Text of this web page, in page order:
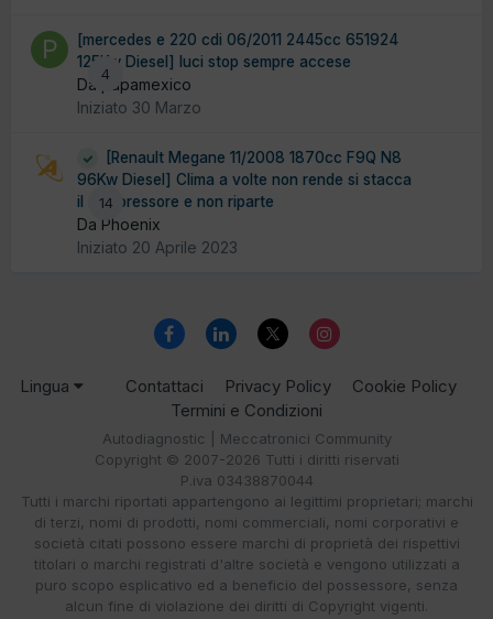
4
[mercedes e 220 cdi 06/2011 2445cc 651924
125Kw Diesel] luci stop sempre accese
Da papamexico
Iniziato 30 Marzo
14
[Renault Megane 11/2008 1870cc F9Q N8
96Kw Diesel] Clima a volte non rende si stacca
il compressore e non riparte
Da Phoenix
Iniziato 20 Aprile 2023
Lingua Contattaci Privacy Policy
Cookie Policy
Termini e Condizioni
Autodiagnostic | Meccatronici Community
Copyright © 2007-2026 Tutti i diritti riservati
P.iva 03438870044
Tutti i marchi riportati appartengono ai legittimi proprietari; marchi
di terzi, nomi di prodotti, nomi commerciali, nomi corporativi e
società citati possono essere marchi di proprietà dei rispettivi
titolari o marchi registrati d'altre società e vengono utilizzati a
puro scopo esplicativo ed a beneficio del possessore, senza
alcun fine di violazione dei diritti di Copyright vigenti.